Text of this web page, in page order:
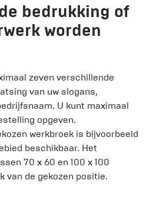
bedrukking of
worden
zeven verschillende
van uw slogans,
U kunt maximaal
opgeven.
werkbroek is bijvoorbeeld
beschikbaar. Het
70 x 60 en 100 x 100
van de gekozen positie.